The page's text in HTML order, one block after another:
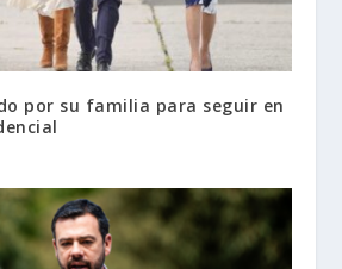
por su familia para seguir en